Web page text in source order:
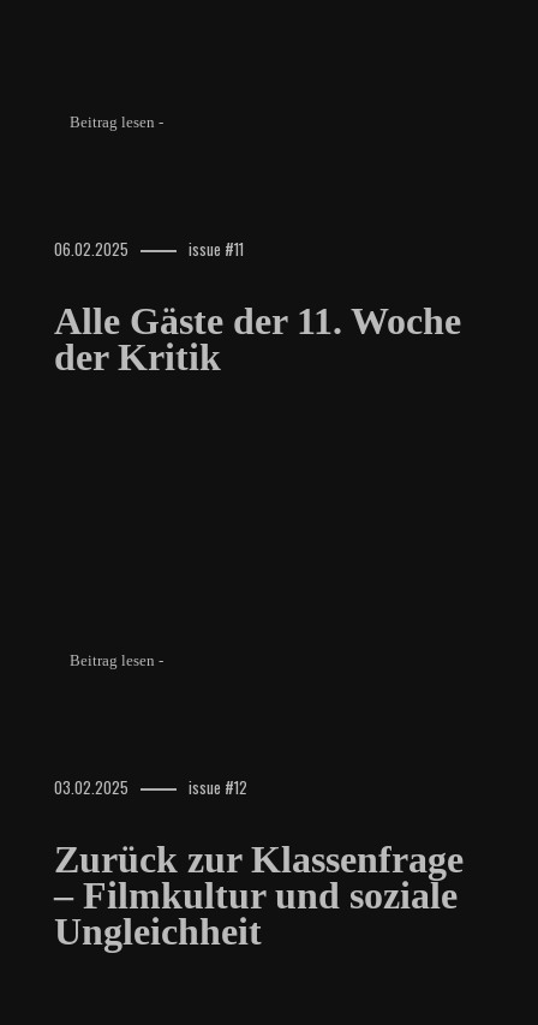
Beitrag lesen -
06.02.2025 issue #11
Alle Gäste der 11. Woche
der Kritik
Beitrag lesen -
03.02.2025 issue #12
Zurück zur Klassenfrage
– Filmkultur und soziale
Ungleichheit